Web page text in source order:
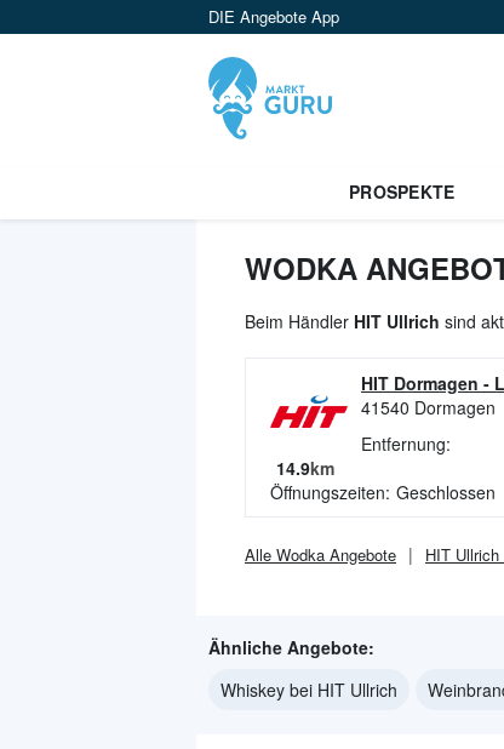
DIE Angebote App
PROSPEKTE
WODKA
Beim Händler HIT Ullrich sind
HIT Dormagen -
41540 Dormagen
Entfernung:
14.9km
Öffnungszeiten: Geschlossen
Alle Wodka Angebote HIT Ullrich
Ähnliche Angebote:
Whiskey bei HIT Ullrich